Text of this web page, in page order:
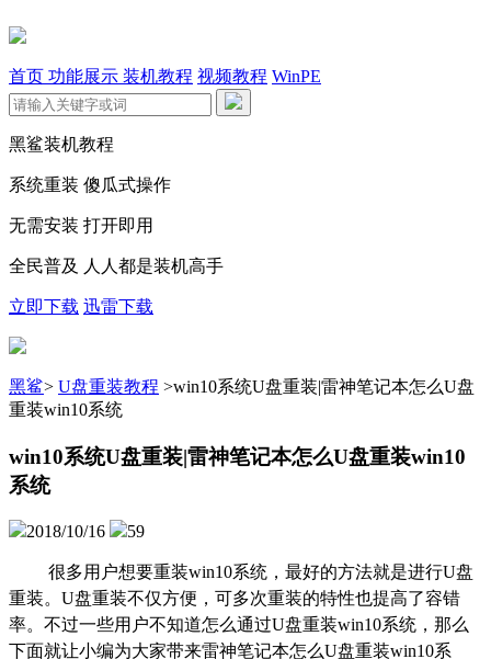
首页 功能展示 装机教程 视频教程 WinPE
黑鲨装机教程
系统重装 傻瓜式操作
无需安装 打开即用
全民普及 人人都是装机高手
立即下载 迅雷下载
黑鲨> U盘重装教程 >win10系统U盘重装|雷神笔记本怎么U盘
重装win10系统
win10系统U盘重装|雷神笔记本怎么U盘重装win10
系统
2018/10/16 59
很多用户想要重装win10系统，最好的方法就是进行U盘
重装。 U盘重装不仅方便，可多次重装的特性也提高了容错
率。不过一些用户不知道怎么通过U盘重装win10系统，那么
下面就让小编为大家带来雷神笔记本怎么U盘重装win10系